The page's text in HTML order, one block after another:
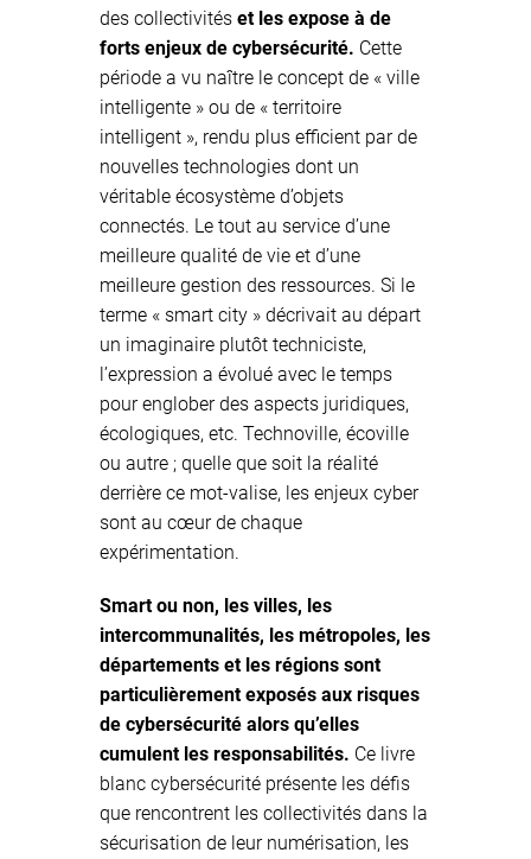
des collectivités et les expose à de
forts enjeux de cybersécurité. Cette
période a vu naître le concept de « ville
intelligente » ou de « territoire
intelligent », rendu plus efficient par de
nouvelles technologies dont un
véritable écosystème d’objets
connectés. Le tout au service d’une
meilleure qualité de vie et d’une
meilleure gestion des ressources. Si le
terme « smart city » décrivait au départ
un imaginaire plutôt techniciste,
l’expression a évolué avec le temps
pour englober des aspects juridiques,
écologiques, etc. Technoville, écoville
ou autre ; quelle que soit la réalité
derrière ce mot-valise, les enjeux cyber
sont au cœur de chaque
expérimentation.
Smart ou non, les villes, les
intercommunalités, les métropoles, les
départements et les régions sont
particulièrement exposés aux risques
de cybersécurité alors qu’elles
cumulent les responsabilités. Ce livre
blanc cybersécurité présente les défis
que rencontrent les collectivités dans la
sécurisation de leur numérisation, les